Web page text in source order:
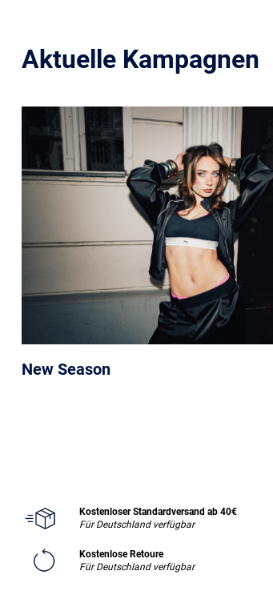
Aktuelle Kampagnen
New Season
Kostenloser Standardversand ab 40€
Für Deutschland verfügbar
Kostenlose Retoure
Für Deutschland verfügbar